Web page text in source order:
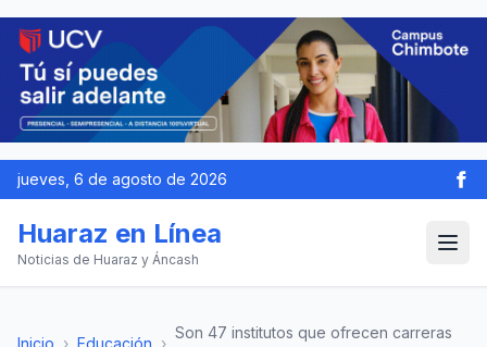
jueves, 6 de agosto de 2026
Huaraz en Línea
Noticias de Huaraz y Áncash
Son 47 institutos que ofrecen carreras